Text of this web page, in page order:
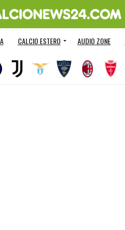
CALCIO ESTERO AUDIO ZONE